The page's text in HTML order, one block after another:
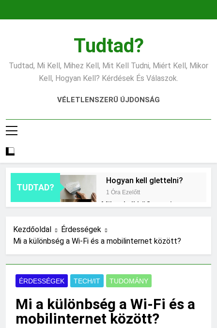
Tudtad?
Tudtad, Mi Kell, Mihez Kell, Mit Kell Tudni, Miért Kell, Mikor
Kell, Hogyan Kell? Kérdések És Válaszok.
VÉLETLENSZERŰ ÚJDONSÁG
TUDTAD?
Hogyan kell glettelni?
1 Óra Ezelőtt
Mikor kell büfiztetni a
Mennyi cement kell?
1 Nap Ezelőtt
1 Nap Ezelőtt
Miért fáj a váll?
Kezdőoldal
Érdességek
Mi a különbség a Wi-Fi és a mobilinternet között?
ÉRDESSÉGEK TECH/IT TUDOMÁNY
Mi a különbség a Wi-Fi és a
mobilinternet között?